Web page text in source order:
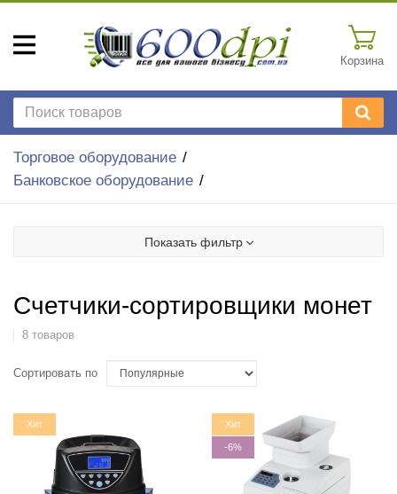
Корзина
Торговое оборудование
Банковское оборудование
Показать фильтр
Счетчики-сортировщики монет
8 товаров
Сортировать по
Хит Хит
-6%